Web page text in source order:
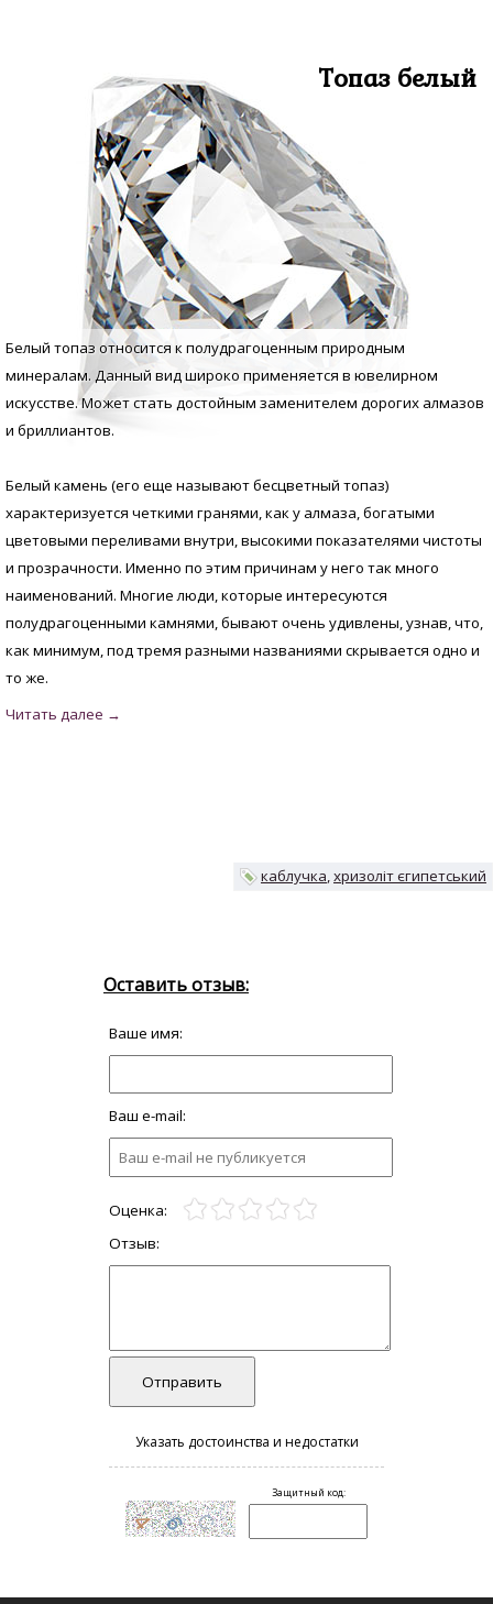
Топаз белый
Белый топаз относится к полудрагоценным природным
минералам. Данный вид широко применяется в ювелирном
искусстве. Может стать достойным заменителем дорогих алмазов
и бриллиантов.
Белый камень (его еще называют бесцветный топаз)
характеризуется четкими гранями, как у алмаза, богатыми
цветовыми переливами внутри, высокими показателями чистоты
и прозрачности. Именно по этим причинам у него так много
наименований. Многие люди, которые интересуются
полудрагоценными камнями, бывают очень удивлены, узнав, что,
как минимум, под тремя разными названиями скрывается одно и
то же.
каблучка хризоліт єгипетський